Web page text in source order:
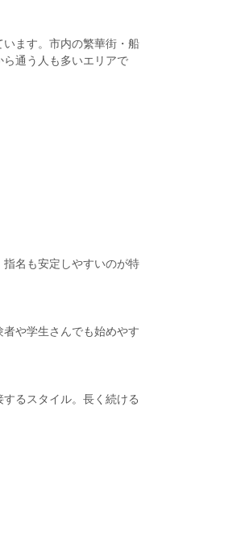
ます。市内の繁華街・船
通う人も多いエリアで
名も安定しやすいのが特
や学生さんでも始めやす
るスタイル。長く続ける